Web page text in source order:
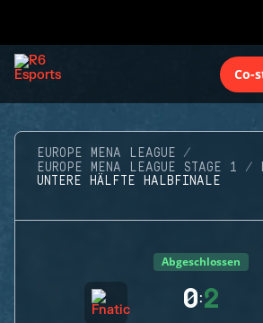
Co-
EUROPE MENA LEAGUE
EUROPE MENA LEAGUE STAGE 1
UNTERE HÄLFTE HALBFINALE
Abgeschlossen
0:2